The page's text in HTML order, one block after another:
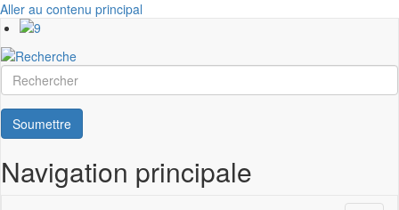
Aller au contenu principal
Rechercher
Soumettre
Navigation principale